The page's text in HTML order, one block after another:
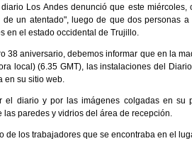
diario Los Andes denunció que este
un atentado", luego de que dos personas
en el estado occidental de Trujillo.
38 aniversario, debemos informar que en la
local) (6.35 GMT), las instalaciones del
en su sitio web.
el diario y por las imágenes colgadas en su
paredes y vidrios del área de recepción.
de los trabajadores que se encontraba en el